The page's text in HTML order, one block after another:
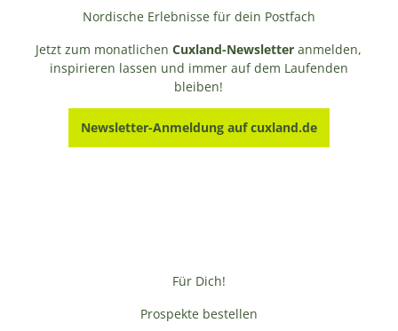
Nordische Erlebnisse für dein Postfach
Jetzt zum monatlichenCuxland-Newsletter anmelden,
inspirieren lassen und immer auf dem Laufenden
bleiben!
Newsletter-Anmeldung auf cuxland.de
Für Dich!
Prospekte bestellen